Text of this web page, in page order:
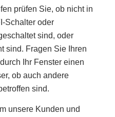
prüfen Sie, ob nicht in
Schalter oder
sind, oder
sind. Fragen Sie Ihren
Ihr Fenster einen
ob auch andere
sind.
unsere Kunden und